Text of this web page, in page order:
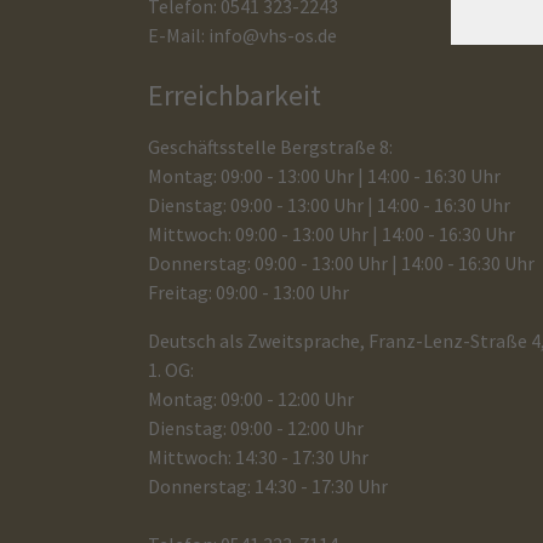
Telefon: 0541 323-2243
E-Mail: info@vhs-os.de
Erreichbarkeit
Geschäftsstelle Bergstraße 8:
Montag: 09:00 - 13:00 Uhr | 14:00 - 16:30 Uhr
Dienstag: 09:00 - 13:00 Uhr | 14:00 - 16:30 Uhr
Mittwoch: 09:00 - 13:00 Uhr | 14:00 - 16:30 Uhr
Donnerstag: 09:00 - 13:00 Uhr | 14:00 - 16:30 Uhr
Freitag: 09:00 - 13:00 Uhr
Deutsch als Zweitsprache, Franz-Lenz-Straße 4,
1. OG:
Montag: 09:00 - 12:00 Uhr
Dienstag: 09:00 - 12:00 Uhr
Mittwoch: 14:30 - 17:30 Uhr
Donnerstag: 14:30 - 17:30 Uhr